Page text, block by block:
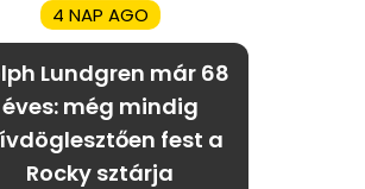
4 NAP AGO
Lundgren már 68
éves: még mindig
fest a
Rocky sztárja